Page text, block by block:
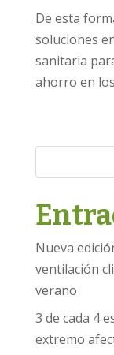
De esta
soluciones
sanitaria
ahorro en
Nueva
ventilación
verano
3 de cada 4
extremo